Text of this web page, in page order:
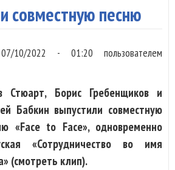
совместную песню
10/2022 - 01:20 пользователем
Стюарт, Борис Гребенщиков и
Бабкин выпустили совместную
«Face to Face», одновременно
«Сотрудничество во имя
(смотреть клип).